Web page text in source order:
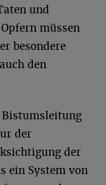
und
müssen
besondere
den
der
der
ein System von